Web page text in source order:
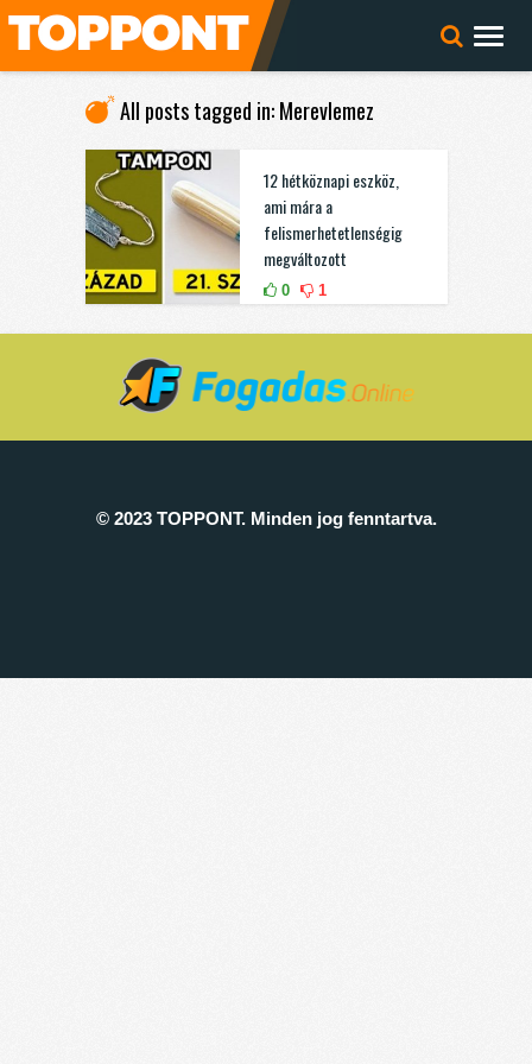
All posts tagged in: Merevlemez
12 hétköznapi eszköz,
ami mára a
felismerhetetlenségig
megváltozott
0 1
© 2023 TOPPONT. Minden jog fenntartva.